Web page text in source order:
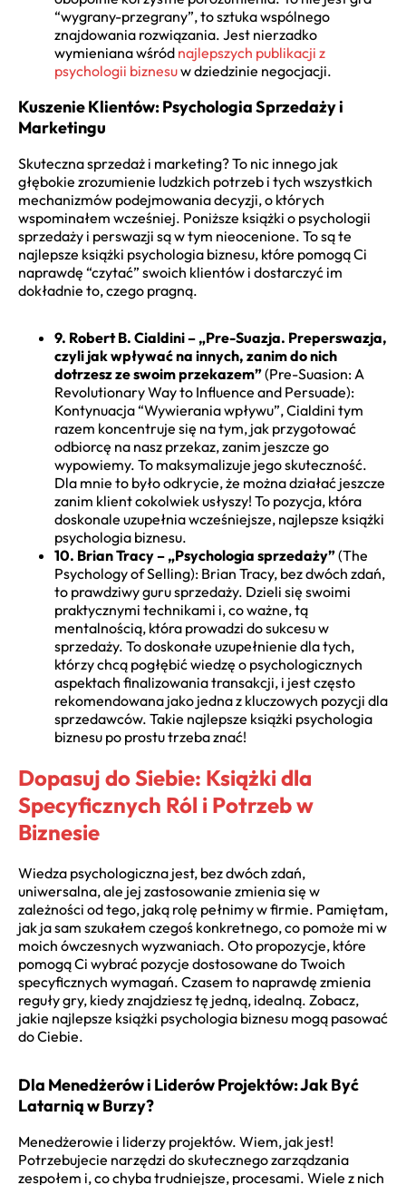
“wygrany-przegrany”, to sztuka wspólnego
znajdowania rozwiązania. Jest nierzadko
wymieniana wśród najlepszych publikacji z
psychologii biznesuw dziedzinie negocjacji.
Kuszenie Klientów: Psychologia Sprzedaży i
Marketingu
Skuteczna sprzedaż i marketing? To nic innego jak
głębokie zrozumienie ludzkich potrzeb i tych wszystkich
mechanizmów podejmowania decyzji, o których
wspominałem wcześniej. Poniższe książki o psychologii
sprzedaży i perswazji są w tym nieocenione. To są te
najlepsze książki psychologia biznesu, które pomogą Ci
naprawdę “czytać” swoich klientów i dostarczyć im
dokładnie to, czego pragną.
9. Robert B. Cialdini – „Pre-Suazja. Preperswazja,
czyli jak wpływać na innych, zanim do nich
dotrzesz ze swoim przekazem”(Pre-Suasion: A
Revolutionary Way to Influence and Persuade):
Kontynuacja “Wywierania wpływu”, Cialdini tym
razem koncentruje się na tym, jak przygotować
odbiorcę na nasz przekaz, zanim jeszcze go
wypowiemy. To maksymalizuje jego skuteczność.
Dla mnie to było odkrycie, że można działać jeszcze
zanim klient cokolwiek usłyszy! To pozycja, która
doskonale uzupełnia wcześniejsze, najlepsze książki
psychologia biznesu.
10. Brian Tracy – „Psychologia sprzedaży”(The
Psychology of Selling): Brian Tracy, bez dwóch zdań,
to prawdziwy guru sprzedaży. Dzieli się swoimi
praktycznymi technikami i, co ważne, tą
mentalnością, która prowadzi do sukcesu w
sprzedaży. To doskonałe uzupełnienie dla tych,
którzy chcą pogłębić wiedzę o psychologicznych
aspektach finalizowania transakcji, i jest często
rekomendowana jako jedna z kluczowych pozycji dla
sprzedawców. Takie najlepsze książki psychologia
biznesu po prostu trzeba znać!
Dopasuj do Siebie: Książki dla
Specyficznych Ról i Potrzeb w
Biznesie
Wiedza psychologiczna jest, bez dwóch zdań,
uniwersalna, ale jej zastosowanie zmienia się w
zależności od tego, jaką rolę pełnimy w firmie. Pamiętam,
jak ja sam szukałem czegoś konkretnego, co pomoże mi w
moich ówczesnych wyzwaniach. Oto propozycje, które
pomogą Ci wybrać pozycje dostosowane do Twoich
specyficznych wymagań. Czasem to naprawdę zmienia
reguły gry, kiedy znajdziesz tę jedną, idealną. Zobacz,
jakie najlepsze książki psychologia biznesu mogą pasować
do Ciebie.
Dla Menedżerów i Liderów Projektów: Jak Być
Latarnią w Burzy?
Menedżerowie i liderzy projektów. Wiem, jak jest!
Potrzebujecie narzędzi do skutecznego zarządzania
zespołem i, co chyba trudniejsze, procesami. Wiele z nich